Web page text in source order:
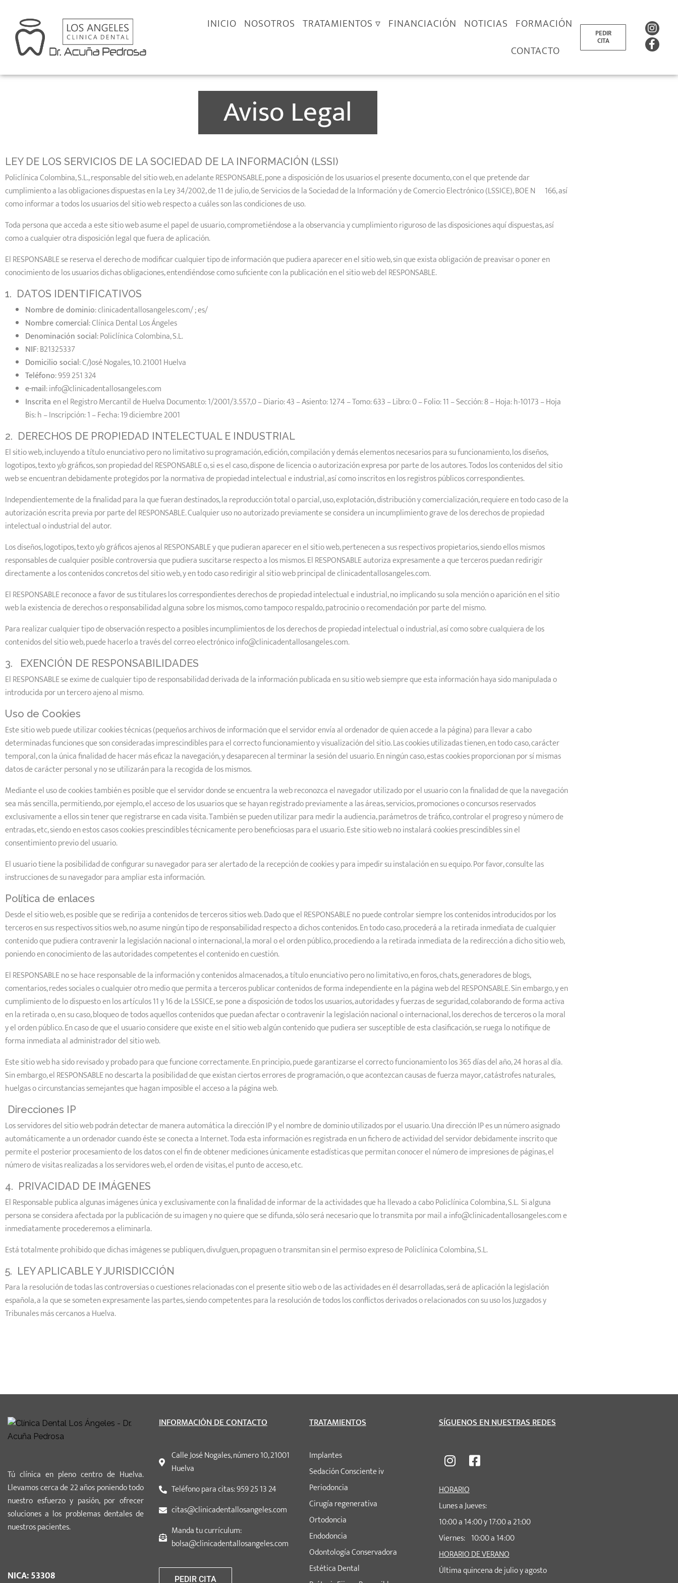
INICIO NOSOTROS TRATAMIENTOS ▿ FINANCIACIÓN NOTICIAS FORMACIÓN
CONTACTO
PEDIR
CITA
Aviso Legal
LEY DE LOS SERVICIOS DE LA SOCIEDAD DE LA INFORMACIÓN (LSSI)
Policlínica Colombina, S.L., responsable del sitio web, en adelante RESPONSABLE, pone a disposición de los usuarios el presente documento, con el que pretende dar
cumplimiento a las obligaciones dispuestas en la Ley 34/2002, de 11 de julio, de Servicios de la Sociedad de la Información y de Comercio Electrónico (LSSICE), BOE N º 166, así
como informar a todos los usuarios del sitio web respecto a cuáles son las condiciones de uso.
Toda persona que acceda a este sitio web asume el papel de usuario, comprometiéndose a la observancia y cumplimiento riguroso de las disposiciones aquí dispuestas, así
como a cualquier otra disposición legal que fuera de aplicación.
El RESPONSABLE se reserva el derecho de modificar cualquier tipo de información que pudiera aparecer en el sitio web, sin que exista obligación de preavisar o poner en
conocimiento de los usuarios dichas obligaciones, entendiéndose como suficiente con la publicación en el sitio web del RESPONSABLE.
1. DATOS IDENTIFICATIVOS
Nombre de dominio: clinicadentallosangeles.com/ ; es/
Nombre comercial: Clínica Dental Los Ángeles
Denominación social: Policlínica Colombina, S.L.
NIF: B21325337
Domicilio social: C/José Nogales, 10. 21001 Huelva
Teléfono: 959 251 324
e-mail: info@clinicadentallosangeles.com
Inscritaen el Registro Mercantil de Huelva Documento: 1/2001/3.557,0 – Diario: 43 – Asiento: 1274 – Tomo: 633 – Libro: 0 – Folio: 11 – Sección: 8 – Hoja: h-10173 – Hoja
Bis: h – Inscripción: 1 – Fecha: 19 diciembre 2001
2. DERECHOS DE PROPIEDAD INTELECTUAL E INDUSTRIAL
El sitio web, incluyendo a título enunciativo pero no limitativo su programación, edición, compilación y demás elementos necesarios para su funcionamiento, los diseños,
logotipos, texto y/o gráficos, son propiedad del RESPONSABLE o, si es el caso, dispone de licencia o autorización expresa por parte de los autores. Todos los contenidos del sitio
web se encuentran debidamente protegidos por la normativa de propiedad intelectual e industrial, así como inscritos en los registros públicos correspondientes.
Independientemente de la finalidad para la que fueran destinados, la reproducción total o parcial, uso, explotación, distribución y comercialización, requiere en todo caso de la
autorización escrita previa por parte del RESPONSABLE. Cualquier uso no autorizado previamente se considera un incumplimiento grave de los derechos de propiedad
intelectual o industrial del autor.
Los diseños, logotipos, texto y/o gráficos ajenos al RESPONSABLE y que pudieran aparecer en el sitio web, pertenecen a sus respectivos propietarios, siendo ellos mismos
responsables de cualquier posible controversia que pudiera suscitarse respecto a los mismos. El RESPONSABLE autoriza expresamente a que terceros puedan redirigir
directamente a los contenidos concretos del sitio web, y en todo caso redirigir al sitio web principal de clinicadentallosangeles.com.
El RESPONSABLE reconoce a favor de sus titulares los correspondientes derechos de propiedad intelectual e industrial, no implicando su sola mención o aparición en el sitio
web la existencia de derechos o responsabilidad alguna sobre los mismos, como tampoco respaldo, patrocinio o recomendación por parte del mismo.
Para realizar cualquier tipo de observación respecto a posibles incumplimientos de los derechos de propiedad intelectual o industrial, así como sobre cualquiera de los
contenidos del sitio web, puede hacerlo a través del correo electrónico info@clinicadentallosangeles.com.
3. EXENCIÓN DE RESPONSABILIDADES
El RESPONSABLE se exime de cualquier tipo de responsabilidad derivada de la información publicada en su sitio web siempre que esta información haya sido manipulada o
introducida por un tercero ajeno al mismo.
Uso de Cookies
Este sitio web puede utilizar cookies técnicas (pequeños archivos de información que el servidor envía al ordenador de quien accede a la página) para llevar a cabo
determinadas funciones que son consideradas imprescindibles para el correcto funcionamiento y visualización del sitio. Las cookies utilizadas tienen, en todo caso, carácter
temporal, con la única finalidad de hacer más eficaz la navegación, y desaparecen al terminar la sesión del usuario. En ningún caso, estas cookies proporcionan por sí mismas
datos de carácter personal y no se utilizarán para la recogida de los mismos.
Mediante el uso de cookies también es posible que el servidor donde se encuentra la web reconozca el navegador utilizado por el usuario con la finalidad de que la navegación
sea más sencilla, permitiendo, por ejemplo, el acceso de los usuarios que se hayan registrado previamente a las áreas, servicios, promociones o concursos reservados
exclusivamente a ellos sin tener que registrarse en cada visita. También se pueden utilizar para medir la audiencia, parámetros de tráfico, controlar el progreso y número de
entradas, etc, siendo en estos casos cookies prescindibles técnicamente pero beneficiosas para el usuario. Este sitio web no instalará cookies prescindibles sin el
consentimiento previo del usuario.
El usuario tiene la posibilidad de configurar su navegador para ser alertado de la recepción de cookies y para impedir su instalación en su equipo. Por favor, consulte las
instrucciones de su navegador para ampliar esta información.
Política de enlaces
Desde el sitio web, es posible que se redirija a contenidos de terceros sitios web. Dado que el RESPONSABLE no puede controlar siempre los contenidos introducidos por los
terceros en sus respectivos sitios web, no asume ningún tipo de responsabilidad respecto a dichos contenidos. En todo caso, procederá a la retirada inmediata de cualquier
contenido que pudiera contravenir la legislación nacional o internacional, la moral o el orden público, procediendo a la retirada inmediata de la redirección a dicho sitio web,
poniendo en conocimiento de las autoridades competentes el contenido en cuestión.
El RESPONSABLE no se hace responsable de la información y contenidos almacenados, a título enunciativo pero no limitativo, en foros, chats, generadores de blogs,
comentarios, redes sociales o cualquier otro medio que permita a terceros publicar contenidos de forma independiente en la página web del RESPONSABLE. Sin embargo, y en
cumplimiento de lo dispuesto en los artículos 11 y 16 de la LSSICE, se pone a disposición de todos los usuarios, autoridades y fuerzas de seguridad, colaborando de forma activa
en la retirada o, en su caso, bloqueo de todos aquellos contenidos que puedan afectar o contravenir la legislación nacional o internacional, los derechos de terceros o la moral
y el orden público. En caso de que el usuario considere que existe en el sitio web algún contenido que pudiera ser susceptible de esta clasificación, se ruega lo notifique de
forma inmediata al administrador del sitio web.
Este sitio web ha sido revisado y probado para que funcione correctamente. En principio, puede garantizarse el correcto funcionamiento los 365 días del año, 24 horas al día.
Sin embargo, el RESPONSABLE no descarta la posibilidad de que existan ciertos errores de programación, o que acontezcan causas de fuerza mayor, catástrofes naturales,
huelgas o circunstancias semejantes que hagan imposible el acceso a la página web.
Direcciones IP
Los servidores del sitio web podrán detectar de manera automática la dirección IP y el nombre de dominio utilizados por el usuario. Una dirección IP es un número asignado
automáticamente a un ordenador cuando éste se conecta a Internet. Toda esta información es registrada en un fichero de actividad del servidor debidamente inscrito que
permite el posterior procesamiento de los datos con el fin de obtener mediciones únicamente estadísticas que permitan conocer el número de impresiones de páginas, el
número de visitas realizadas a los servidores web, el orden de visitas, el punto de acceso, etc.
4. PRIVACIDAD DE IMÁGENES
El Responsable publica algunas imágenes única y exclusivamente con la finalidad de informar de la actividades que ha llevado a cabo Policlínica Colombina, S.L. Si alguna
persona se considera afectada por la publicación de su imagen y no quiere que se difunda, sólo será necesario que lo transmita por mail a info@clinicadentallosangeles.com e
inmediatamente procederemos a eliminarla.
Está totalmente prohibido que dichas imágenes se publiquen, divulguen, propaguen o transmitan sin el permiso expreso de Policlínica Colombina, S.L.
5. LEY APLICABLE Y JURISDICCIÓN
Para la resolución de todas las controversias o cuestiones relacionadas con el presente sitio web o de las actividades en él desarrolladas, será de aplicación la legislación
española, a la que se someten expresamente las partes, siendo competentes para la resolución de todos los conflictos derivados o relacionados con su uso los Juzgados y
Tribunales más cercanos a Huelva.
Tú clínica en pleno centro de Huelva.
Llevamos cerca de 22 años poniendo todo
nuestro esfuerzo y pasión, por ofrecer
soluciones a los problemas dentales de
nuestros pacientes.
NICA: 53308
INFORMACIÓN DE CONTACTO
Calle José Nogales, número 10, 21001
Huelva
Teléfono para citas: 959 25 13 24
citas@clinicadentallosangeles.com
Manda tu currículum:
bolsa@clinicadentallosangeles.com
PEDIR CITA
TRATAMIENTOS
Implantes
Sedación Consciente iv
Periodoncia
Cirugía regenerativa
Ortodoncia
Endodoncia
Odontología Conservadora
Estética Dental
SÍGUENOS EN NUESTRAS REDES
HORARIO
Lunes a Jueves:
10:00 a 14:00 y 17:00 a 21:00
Viernes: 10:00 a 14:00
HORARIO DE VERANO
Última quincena de julio y agosto